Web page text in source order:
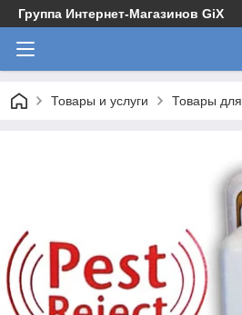
Группа Интернет-Магазинов GiX
Товары и услуги Товары